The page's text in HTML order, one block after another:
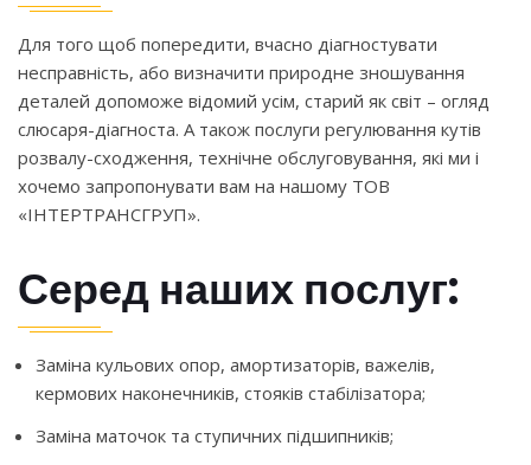
Для того щоб попередити, вчасно діагностувати
несправність, або визначити природне зношування
деталей допоможе відомий усім, старий як світ – огляд
слюсаря-діагноста. А також послуги регулювання кутів
розвалу-сходження, технічне обслуговування, які ми і
хочемо запропонувати вам на нашому ТОВ
«ІНТЕРТРАНСГРУП».
Серед наших послуг:
Заміна кульових опор, амортизаторів, важелів,
кермових наконечників, стояків стабілізатора;
Заміна маточок та ступичних підшипників;